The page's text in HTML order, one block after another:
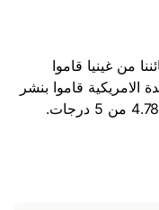
من غينيا قاموا
الامريكية قاموا بنشر